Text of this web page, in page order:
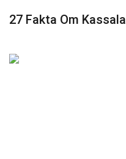
27 Fakta Om Kassala